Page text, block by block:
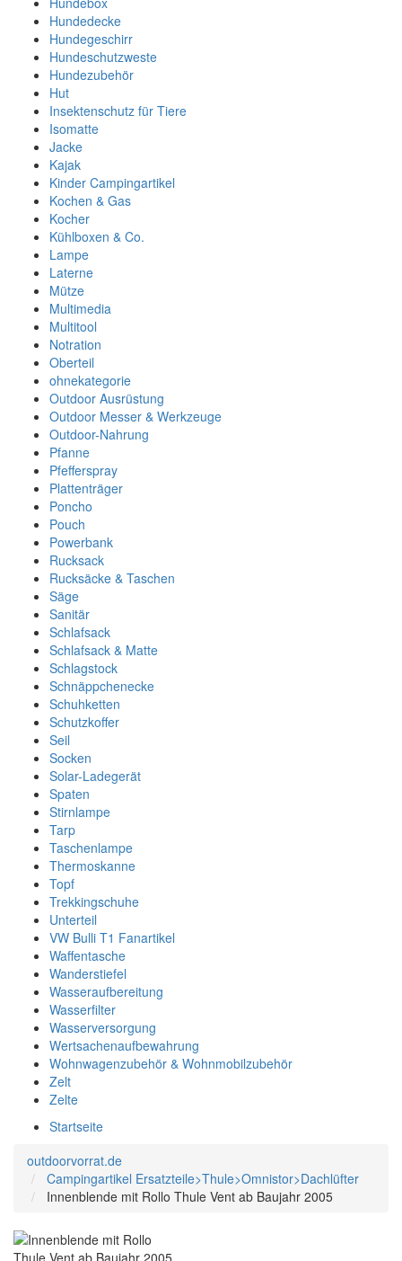
Hundedecke
Hundegeschirr
Hundeschutzweste
Hundezubehör
Hut
Insektenschutz für Tiere
Isomatte
Jacke
Kajak
Kinder Campingartikel
Kochen & Gas
Kocher
Kühlboxen & Co.
Lampe
Laterne
Mütze
Multimedia
Multitool
Notration
Oberteil
ohnekategorie
Outdoor Ausrüstung
Outdoor Messer & Werkzeuge
Outdoor-Nahrung
Pfanne
Pfefferspray
Plattenträger
Poncho
Pouch
Powerbank
Rucksack
Rucksäcke & Taschen
Säge
Sanitär
Schlafsack
Schlafsack & Matte
Schlagstock
Schnäppchenecke
Schuhketten
Schutzkoffer
Seil
Socken
Solar-Ladegerät
Spaten
Stirnlampe
Tarp
Taschenlampe
Thermoskanne
Topf
Trekkingschuhe
Unterteil
VW Bulli T1 Fanartikel
Waffentasche
Wanderstiefel
Wasseraufbereitung
Wasserfilter
Wasserversorgung
Wertsachenaufbewahrung
Wohnwagenzubehör & Wohnmobilzubehör
Zelt
Zelte
Startseite
outdoorvorrat.de
Campingartikel Ersatzteile>Thule>Omnistor>Dachlüfter
Innenblende mit Rollo Thule Vent ab Baujahr 2005